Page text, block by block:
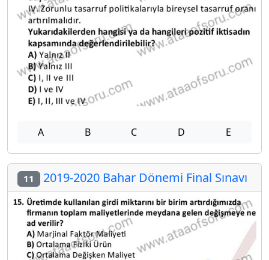
A B C D E
11 2019-2020 Bahar Dönemi Final Sınavı